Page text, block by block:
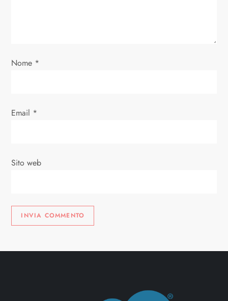
t
c
l
Nome *
Email *
Sito web